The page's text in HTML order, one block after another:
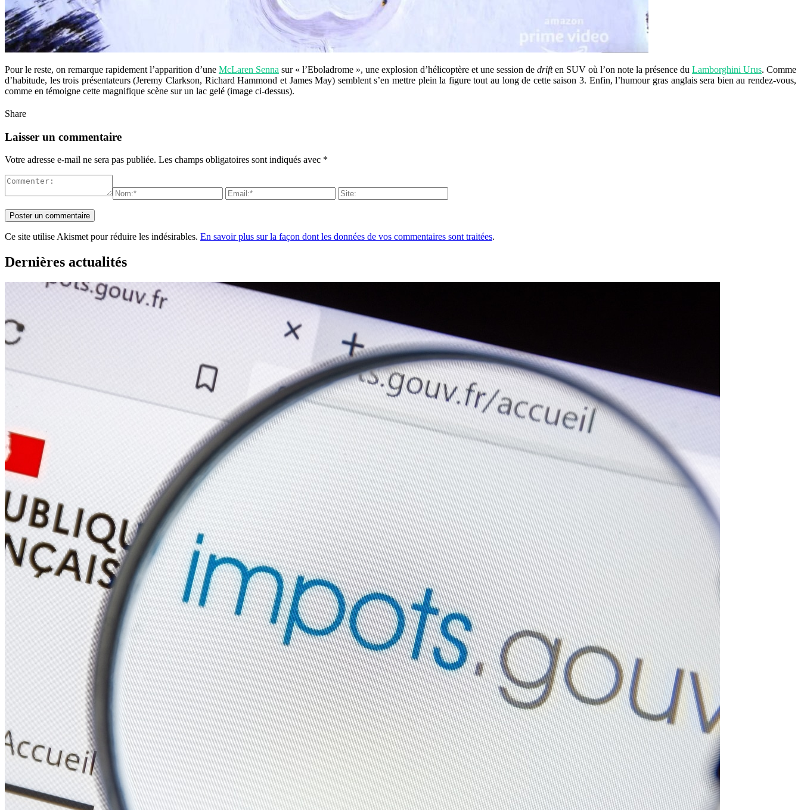
Pour le reste, on remarque rapidement l’apparition d’une McLaren Senna sur « l’Eboladrome », une explosion d’hélicoptère et une session de driften SUV où l’on note la présence du Lamborghini Urus. Comme
d’habitude, les trois présentateurs (Jeremy Clarkson, Richard Hammond et James May) semblent s’en mettre plein la figure tout au long de cette saison 3. Enfin, l’humour gras anglais sera bien au rendez-vous,
comme en témoigne cette magnifique scène sur un lac gelé (image ci-dessus).
Share
Laisser un commentaire
Votre adresse e-mail ne sera pas publiée. Les champs obligatoires sont indiqués avec *
Ce site utilise Akismet pour réduire les indésirables. En savoir plus sur la façon dont les données de vos commentaires sont traitées.
Dernières actualités